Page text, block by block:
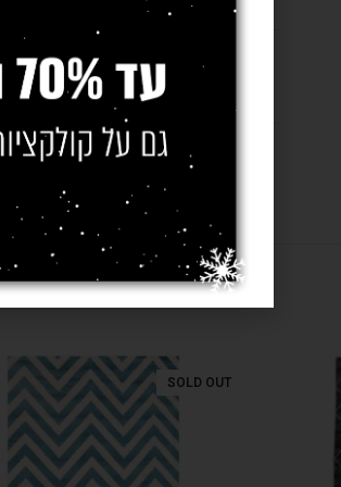
בחרו מידה (מטר)
עובי שטיח
SOLD OUT